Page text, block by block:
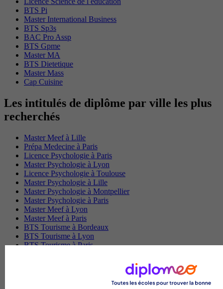
BTS Pi
Master International Business
BTS Sp3s
BAC Pro Assp
BTS Gpme
Master MA
BTS Dietetique
Master Mass
Cap Cuisine
Les intitulés de diplôme par ville les plus
recherchés
Master Meef à Lille
Prépa Medecine à Paris
Licence Psychologie à Paris
Master Psychologie à Lyon
Licence Psychologie à Toulouse
Master Psychologie à Lille
Master Psychologie à Montpellier
Master Psychologie à Paris
Master Meef à Lyon
Master Meef à Paris
BTS Tourisme à Bordeaux
BTS Tourisme à Lyon
BTS Tourisme à Paris
BTS Communication à Bordeaux